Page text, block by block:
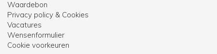
Waardebon
Privacy policy & Cookies
Vacatures
Wensenformulier
Cookie voorkeuren